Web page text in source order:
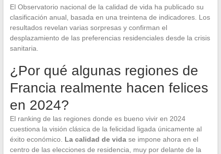
El Observatorio nacional de la calidad de vida ha publicado su
clasificación anual, basada en una treintena de indicadores. Los
resultados revelan varias sorpresas y confirman el
desplazamiento de las preferencias residenciales desde la crisis
sanitaria.
¿Por qué algunas regiones de
Francia realmente hacen felices
en 2024?
El ranking de las regiones donde es bueno vivir en 2024
cuestiona la visión clásica de la felicidad ligada únicamente al
éxito económico. La calidad de vidase impone ahora en el
centro de las elecciones de residencia, muy por delante de la